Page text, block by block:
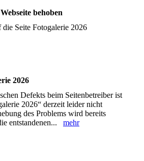
behoben
Seite Fotogalerie 2026
2026
Defekts beim Seitenbetreiber ist
2026“ derzeit leider nicht
des Problems wird bereits
entstandenen... mehr